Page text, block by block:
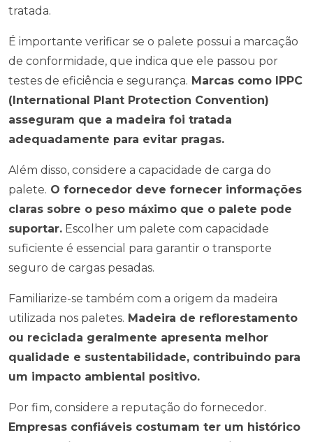
tratada.
É importante verificar se o palete possui a marcação
de conformidade, que indica que ele passou por
testes de eficiência e segurança. Marcas como IPPC
(International Plant Protection Convention)
asseguram que a madeira foi tratada
adequadamente para evitar pragas.
Além disso, considere a capacidade de carga do
palete. O fornecedor deve fornecer informações
claras sobre o peso máximo que o palete pode
suportar. Escolher um palete com capacidade
suficiente é essencial para garantir o transporte
seguro de cargas pesadas.
Familiarize-se também com a origem da madeira
utilizada nos paletes. Madeira de reflorestamento
ou reciclada geralmente apresenta melhor
qualidade e sustentabilidade, contribuindo para
um impacto ambiental positivo.
Por fim, considere a reputação do fornecedor.
Empresas confiáveis costumam ter um histórico